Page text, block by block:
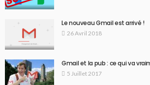
Le nouveau Gmail est arrivé !
26 Avril 2018
Gmail et la pub : ce qui va
5 Juillet 2017